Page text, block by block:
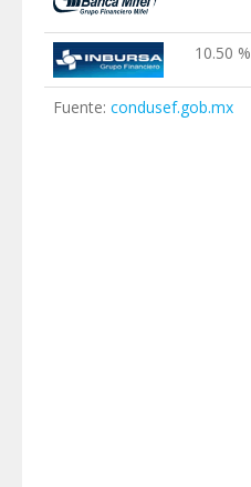
10.50 %
Fuente: condusef.gob.mx